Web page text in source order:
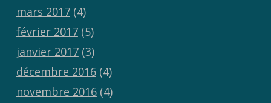
mars 2017(4)
février 2017(5)
janvier 2017(3)
décembre 2016(4)
novembre 2016(4)